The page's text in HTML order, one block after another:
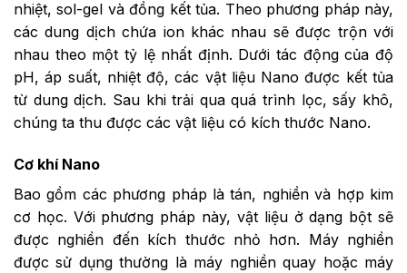
nhiệt, sol-gel và đồng kết tủa. Theo phương pháp này,
các dung dịch chứa ion khác nhau sẽ được trộn với
nhau theo một tỷ lệ nhất định. Dưới tác động của độ
pH, áp suất, nhiệt độ, các vật liệu Nano được kết tủa
từ dung dịch. Sau khi trải qua quá trình lọc, sấy khô,
chúng ta thu được các vật liệu có kích thước Nano.
Cơ khí Nano
Bao gồm các phương pháp là tán, nghiền và hợp kim
cơ học. Với phương pháp này, vật liệu ở dạng bột sẽ
được nghiền đến kích thước nhỏ hơn. Máy nghiền
được sử dụng thường là máy nghiền quay hoặc máy